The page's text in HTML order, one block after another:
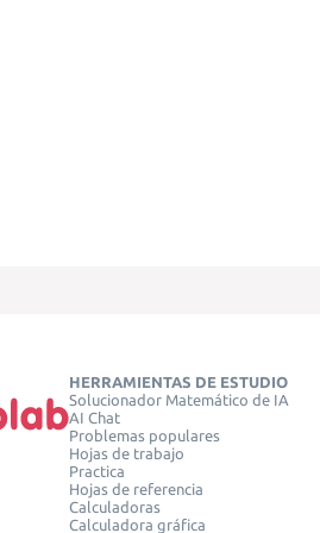
HERRAMIENTAS DE ESTUDIO
Solucionador Matemático de IA
AI Chat
Problemas populares
Hojas de trabajo
Practica
Hojas de referencia
Calculadoras
Calculadora gráfica